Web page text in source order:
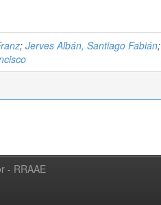
; Jerves Albán, Santiago Fabián;
- RRAAE